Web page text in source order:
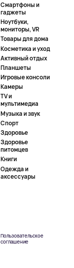
Смартфоны и
гаджеты
Ноутбуки,
мониторы, VR
Товары для дома
Косметика и уход
Активный отдых
Планшеты
Игровые консоли
Камеры
TV и
мультимедиа
Музыка и звук
Спорт
Здоровье
Здоровье
питомцев
Книги
Одежда и
аксессуары
Пользовательское
соглашение